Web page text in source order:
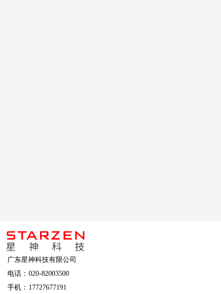
广东星神科技有限公司
电话： 020-82003500
手机： 17727677191